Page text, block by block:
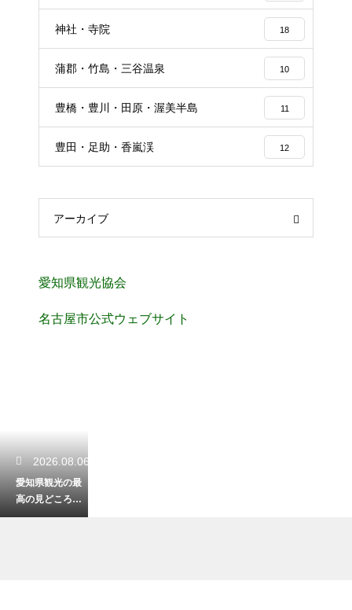
神社・寺院 18
蒲郡・竹島・三谷温泉 10
豊橋・豊川・田原・渥美半島 11
豊田・足助・香嵐渓 12
アーカイブ
愛知県観光協会
名古屋市公式ウェブサイト
2026.08.06
愛知県観光の最
高の見どころを
徹底解説！旅が